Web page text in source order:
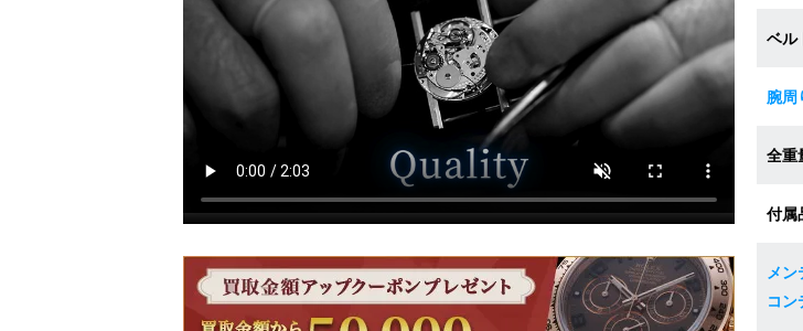
ベル
腕周
全重
付属
メン
コン